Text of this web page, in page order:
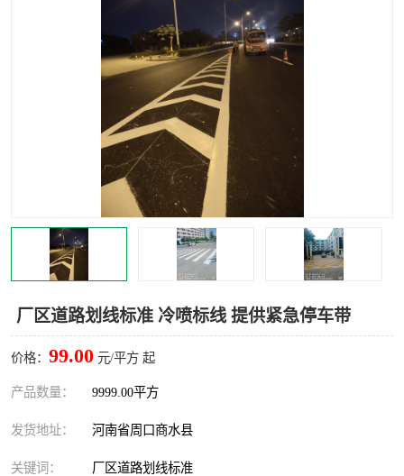
厂区道路划线标准 冷喷标线 提供紧急停车带
价格： 99.00 元/平方 起
产品数量： 9999.00平方
发货地址： 河南省周口商水县
关键词： 厂区道路划线标准